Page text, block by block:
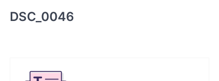
DSC_0046